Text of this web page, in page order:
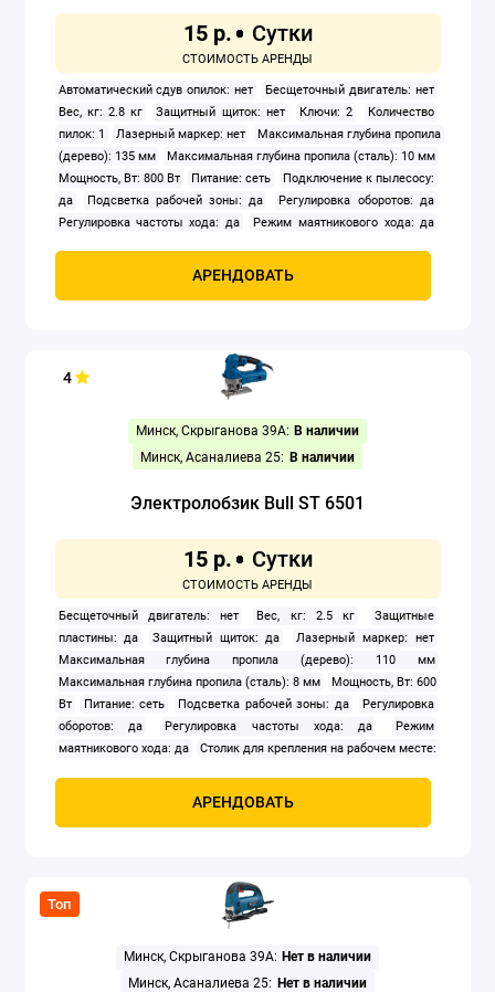
Установки алмазного бурения
Фены строительные
Фрезеры
Шлифовальные машины
Электролобзики
Электронасосы
Электроножницы
Электрорубанки
15 р.
Автоматический сдув опилок: нет
Бесщеточный двигатель: нет
Вес, кг: 2.8 кг
Защитный щиток: нет Ключи: 2
Количество
пилок: 1
Лазерный маркер: нет
Максимальная глубина пропила
(дерево): 135 мм
Максимальная глубина пропила (сталь): 10 мм
Мощность, Вт: 800 Вт
Питание: сеть
Подключение к пылесосу:
да
Подсветка рабочей зоны: да
Регулировка оборотов: да
Регулировка частоты хода: да
Режим маятникового хода: да
Частота ходов: 800 — 2 600 ход/мин
АРЕНДОВАТЬ
4
Минск, Скрыганова 39А: В наличии
Минск, Асаналиева 25: В наличии
Электролобзик Bull ST 6501
15 р.
Бесщеточный двигатель: нет Вес, кг: 2.5 кг
Защитные
пластины: да
Защитный щиток: да
Лазерный маркер: нет
Максимальная глубина пропила (дерево): 110 мм
Максимальная глубина пропила (сталь): 8 мм
Мощность, Вт: 600
Вт
Питание: сеть Подсветка рабочей зоны: да
Регулировка
оборотов: да
Регулировка частоты хода: да
Режим
маятникового хода: да
Столик для крепления на рабочем месте:
АРЕНДОВАТЬ
Топ
Минск, Скрыганова 39А: Нет в наличии
Минск, Асаналиева 25: Нет в наличии